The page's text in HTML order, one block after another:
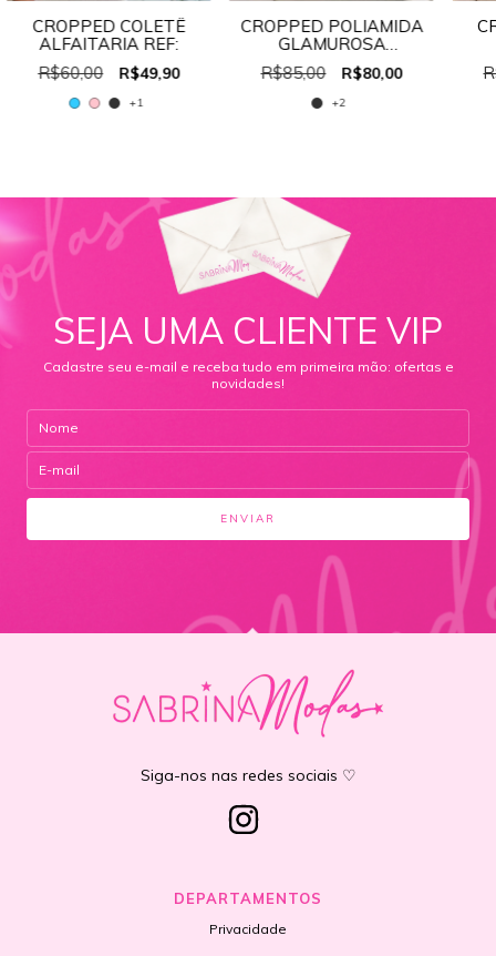
CROPPED COLETÊ
ALFAITARIA REF:
R$60,00
R$49,90
+1
CROPPED POLIAMIDA
GLAMUROSA
REF:30456
R$85,00 R$80,00
+2
SEJA UMA CLIENTE VIP
Cadastre seu e-mail e receba tudo em primeira mão: ofertas e
novidades!
Siga-nos nas redes sociais ♡
DEPARTAMENTOS
Privacidade